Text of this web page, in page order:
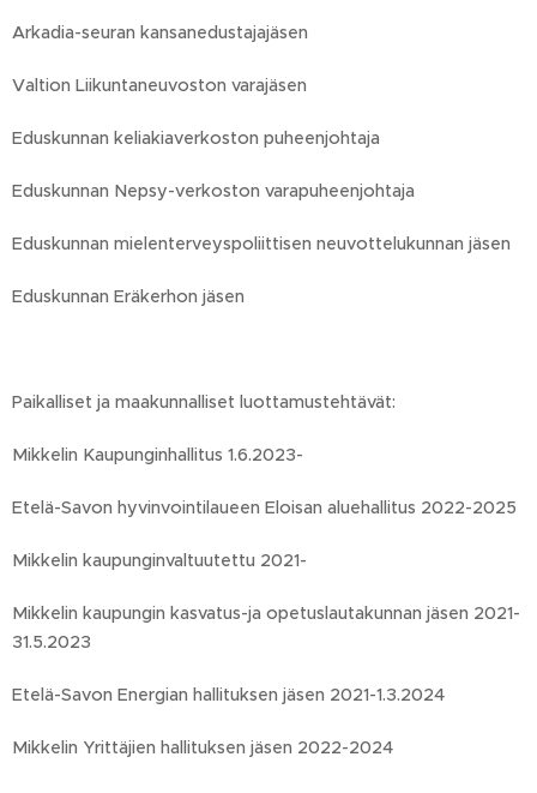
Arkadia-seuran kansanedustajajäsen
Valtion Liikuntaneuvoston varajäsen
Eduskunnan keliakiaverkoston puheenjohtaja
Eduskunnan Nepsy-verkoston varapuheenjohtaja
Eduskunnan mielenterveyspoliittisen neuvottelukunnan jäsen
Eduskunnan Eräkerhon jäsen
Paikalliset ja maakunnalliset luottamustehtävät:
Mikkelin Kaupunginhallitus 1.6.2023-
Etelä-Savon hyvinvointilaueen Eloisan aluehallitus 2022-2025
Mikkelin kaupunginvaltuutettu 2021-
Mikkelin kaupungin kasvatus-ja opetuslautakunnan jäsen 2021-
31.5.2023
Etelä-Savon Energian hallituksen jäsen 2021-1.3.2024
Mikkelin Yrittäjien hallituksen jäsen 2022-2024